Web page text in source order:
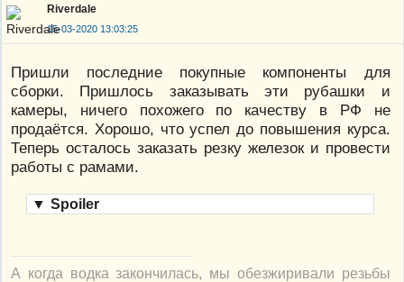
Riverdale
15-03-2020 13:03:25
Пришли последние покупные компоненты для
сборки. Пришлось заказывать эти рубашки и
камеры, ничего похожего по качеству в РФ не
продаётся. Хорошо, что успел до повышения курса.
Теперь осталось заказать резку железок и провести
работы с рамами.
▼ Spoiler
А когда водка закончилась, мы обезжиривали резьбы